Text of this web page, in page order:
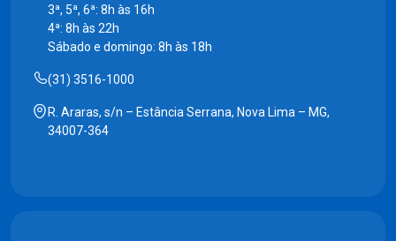
3ª, 5ª, 6ª: 8h às 16h
4ª: 8h às 22h
Sábado e domingo: 8h às 18h
(31) 3516-1000
R. Araras, s/n – Estância Serrana, Nova Lima – MG,
34007-364